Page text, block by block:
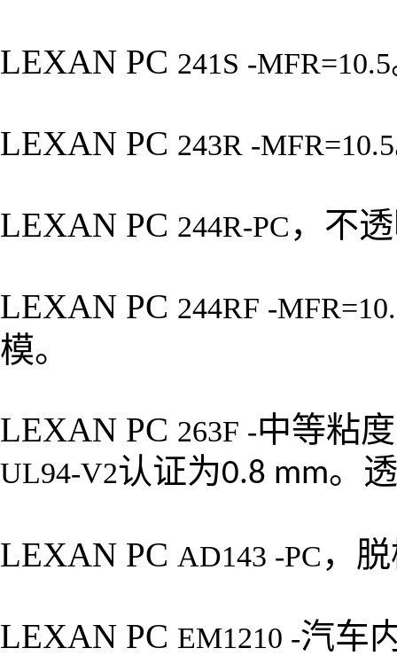
LEXAN PC 241S -MFR=10.5
LEXAN PC 243R -MFR=10.5
LEXAN PC 244R-PC ，不
LEXAN PC 244RF -
模。
LEXAN PC 263F -中等粘
UL94-V2认证为0.8 mm。
LEXAN PC AD143 -PC ，
LEXAN PC EM1210 -汽车